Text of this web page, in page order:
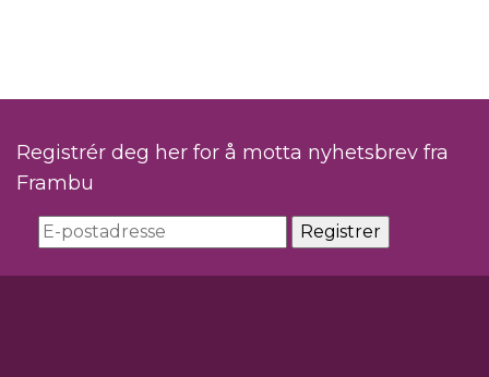
Registrér deg her for å motta nyhetsbrev fra
Frambu